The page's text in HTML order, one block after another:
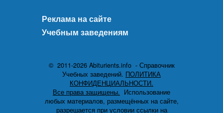
Реклама на сайте
Учебным заведениям
© 2011-2026 Abiturients.info - Справочник
Учебных заведений. ПОЛИТИКА
КОНФИДЕНЦИАЛЬНОСТИ.
Все права защищены. Использование
любых материалов, размещённых на сайте,
разрешается при условии ссылки на